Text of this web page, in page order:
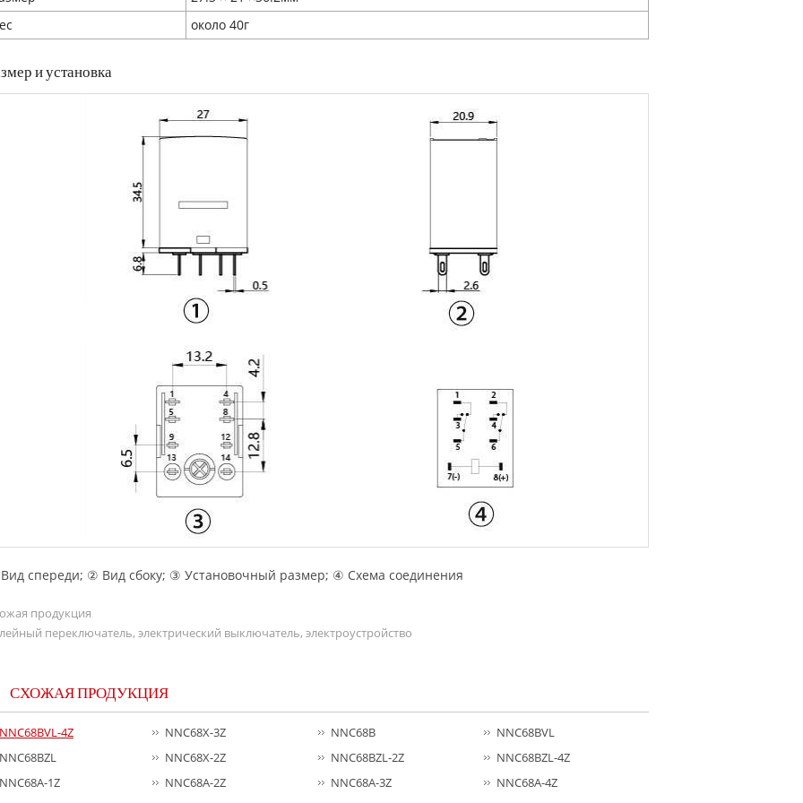
около 40г
и установка
спереди; ② Вид сбоку; ③ Установочный размер; ④ Схема соединения
продукция
переключатель, электрический выключатель, электроустройство
СХОЖАЯ ПРОДУКЦИЯ
NNC68BVL-4Z NNC68X-3Z NNC68B
NNC68BVL
NNC68BZL
NNC68X-2Z NNC68BZL-2Z
NNC68BZL-4Z
NNC68A-1Z
NNC68A-2Z NNC68A-3Z
NNC68A-4Z